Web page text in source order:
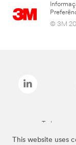
This website uses
© 3M
Todas as